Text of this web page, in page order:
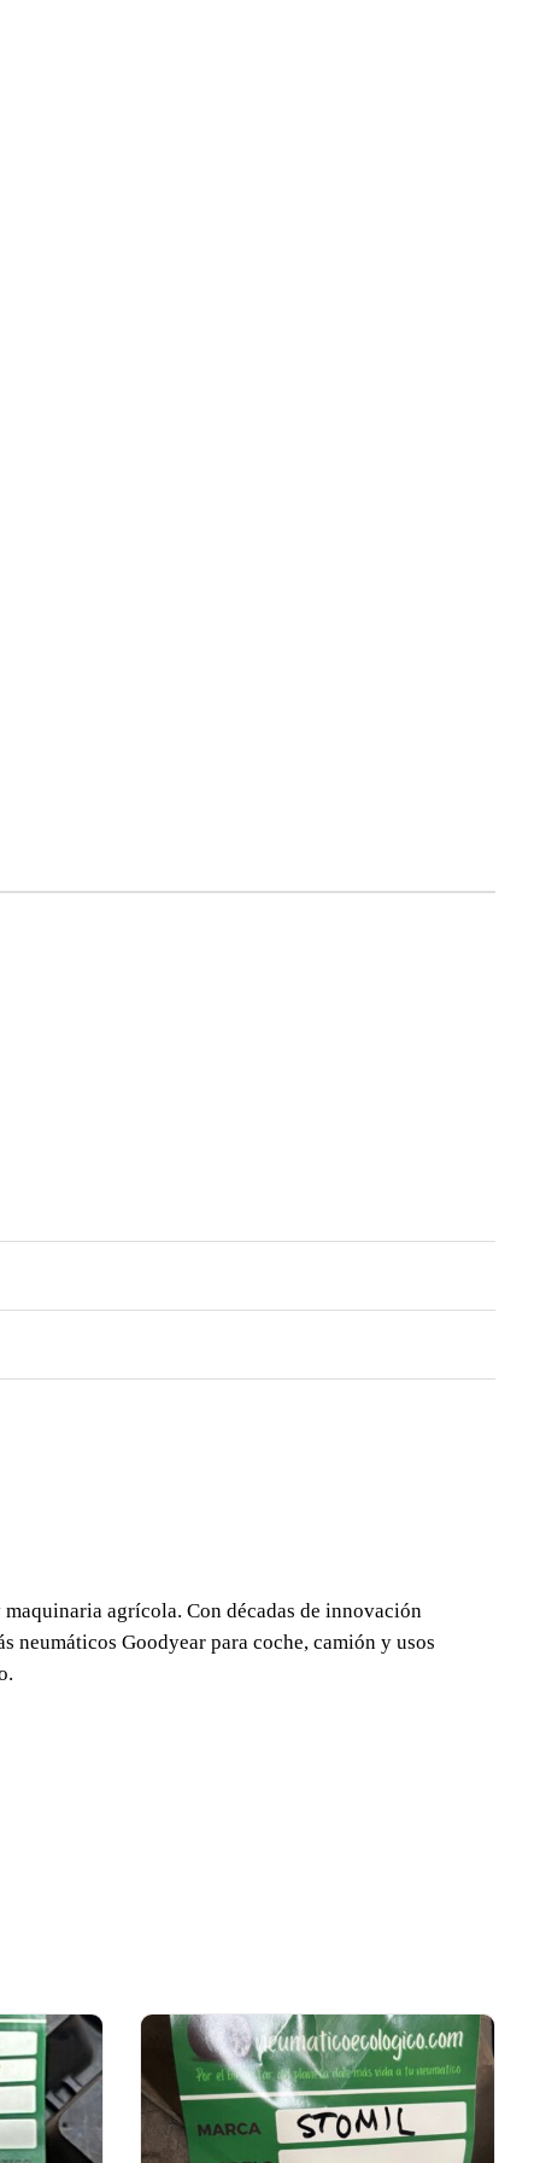
agrícola. Con décadas de innovación
neumáticos Goodyear para coche, camión y usos